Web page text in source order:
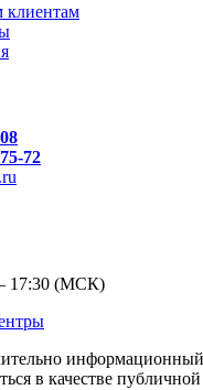
клиентам
72
17:30 (МСК)
информационный
в качестве